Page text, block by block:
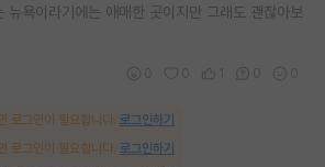
뉴욕이라기에는 애매한 곳이지만 그래도 괜찮아보
로그인이 필요합니다. 로그인하기
로그인이 필요합니다. 로그인하기